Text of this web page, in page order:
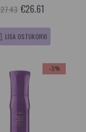
€26.61
LISA OSTUKORVI
-3%